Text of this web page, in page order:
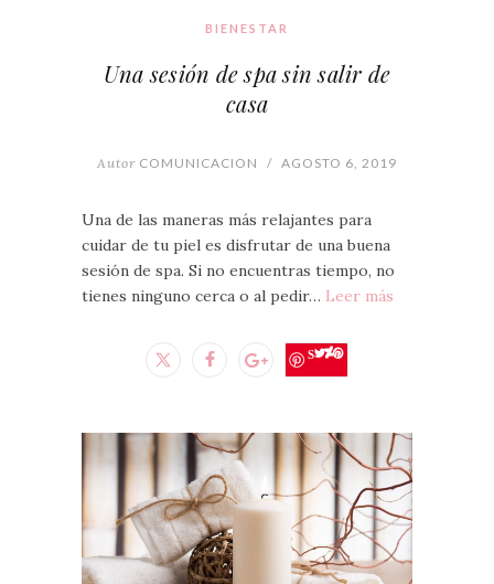
BIENESTAR
Una sesión de spa sin salir de
casa
Autor COMUNICACION / AGOSTO 6, 2019
Una de las maneras más relajantes para
cuidar de tu piel es disfrutar de una buena
sesión de spa. Si no encuentras tiempo, no
tienes ninguno cerca o al pedir… Leer más
Save